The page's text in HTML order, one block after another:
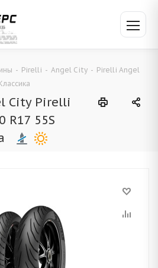
- Pirelli - Angel City - Pirelli Angel
City Pirelli
R17 55S